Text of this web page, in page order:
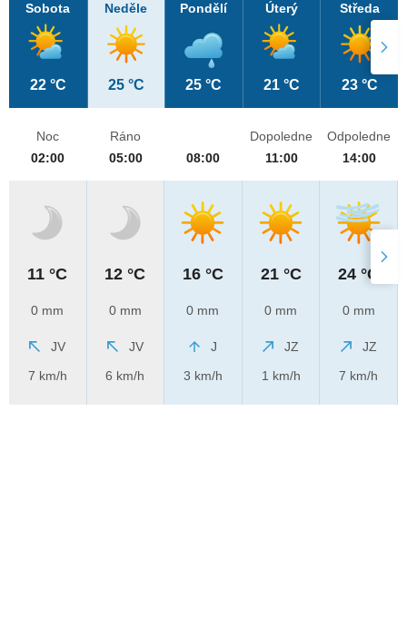
Sobota
22 °C
Neděle
25 °C
Pondělí
25 °C
Úterý
21 °C
Středa
23 °C
Noc
02:00
11 °C
0 mm
JV
7 km/h
Ráno
05:00
12 °C
0 mm
JV
6 km/h
08:00
16 °C
0 mm
J
3 km/h
Dopoledne
11:00
21 °C
0 mm
JZ
1 km/h
Odpoledne
14:00
24 °C
0 mm
JZ
7 km/h